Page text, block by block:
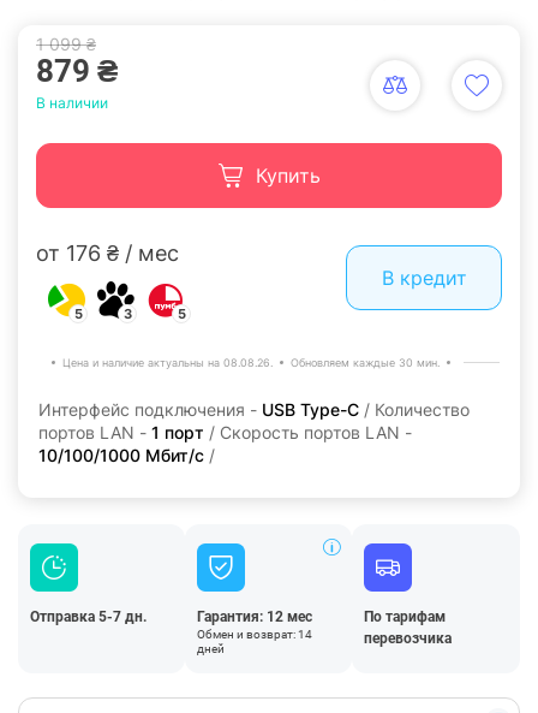
1 099 ₴
879 ₴
В наличии
Купить
от 176 ₴ / мес
5 3 5
В кредит
Цена и наличие актуальны на 08.08.26. Обновляем каждые 30 мин.
Интерфейс подключения - USB Type-C / Количество
портов LAN - 1 порт / Скорость портов LAN -
10/100/1000 Мбит/с /
Отправка 5-7 дн. Гарантия: 12 мес
Обмен и возврат: 14
дней
По тарифам
перевозчика